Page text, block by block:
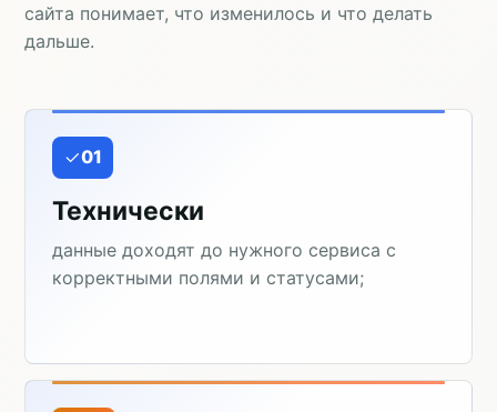
сайта понимает, что изменилось и что делать
дальше.
01
Технически
данные доходят до нужного сервиса с
корректными полями и статусами;